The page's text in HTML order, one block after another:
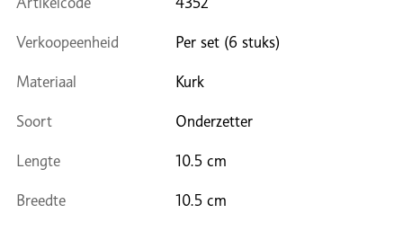
Verkoopeenheid Per set (6 stuks)
Materiaal Kurk
Soort Onderzetter
Lengte 10.5 cm
Breedte 10.5 cm